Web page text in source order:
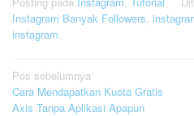
Instagram Banyak Followers,
instagram
Navigasi
pos
Pos sebelumnya
Cara Mendapatkan Kuota Gratis
Axis Tanpa Aplikasi Apapun